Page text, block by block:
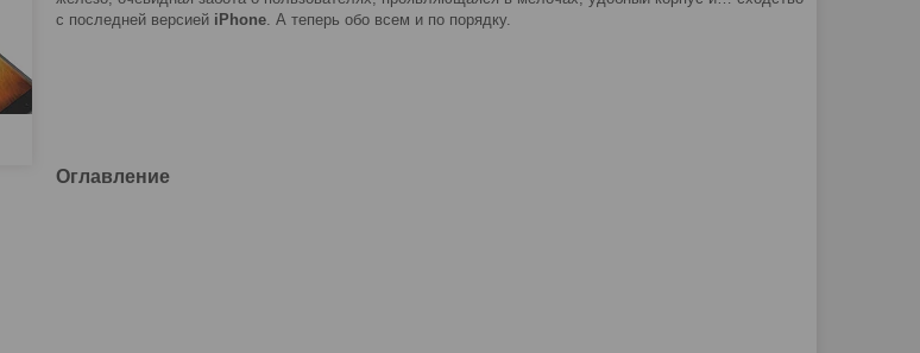
с последней версией iPhone. А теперь обо всем и по порядку.
Оглавление